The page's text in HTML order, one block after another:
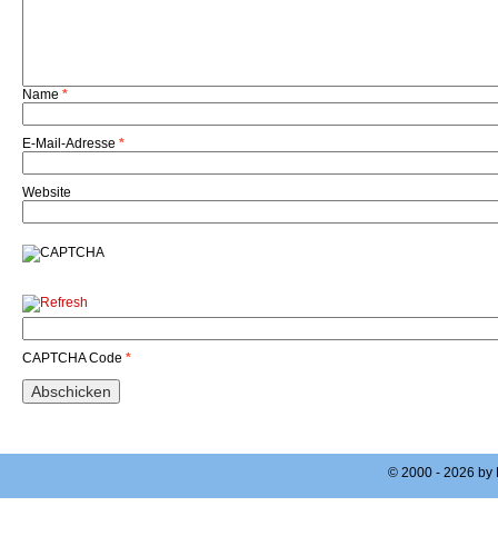
Name *
E-Mail-Adresse *
Website
CAPTCHA Code *
© 2000 - 2026 by